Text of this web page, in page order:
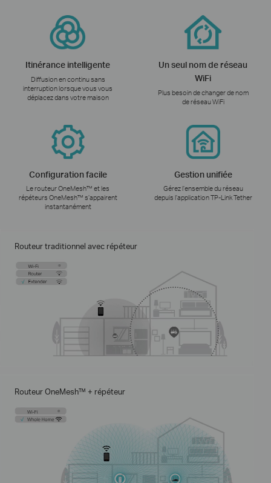
Itinérance intelligente
Diffusion en continu sans
interruption lorsque vous vous
déplacez dans votre maison
Un seul nom de réseau
WiFi
Plus besoin de changer de nom
de réseau WiFi
Configuration facile
Le routeur OneMesh™ et les
répéteurs OneMesh™ s’appairent
instantanément
Gestion unifiée
Gérez l’ensemble du réseau
depuis l’application TP-Link Tether
Routeur traditionnel avec répéteur
Routeur OneMesh™ + répéteur